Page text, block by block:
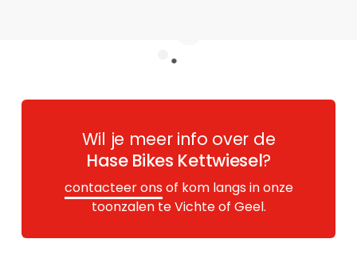
Wil je meer info over de
Hase Bikes Kettwiesel?
contacteer ons of kom langs in onze
toonzalen te Vichte of Geel.